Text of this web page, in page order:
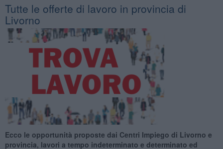
​Tutte le offerte di lavoro in provincia di
Livorno
Ecco le opportunità proposte dai Centri Impiego di Livorno e
provincia, lavori a tempo indeterminato e determinato ed